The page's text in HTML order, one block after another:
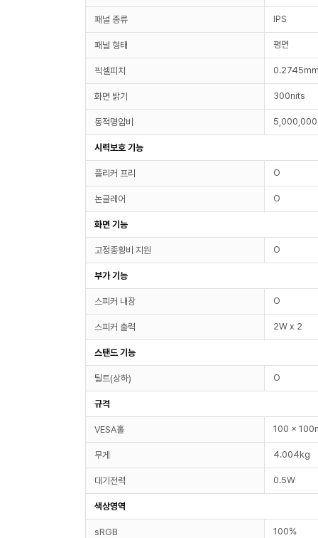
패널 종류 IPS
패널 형태 평면
픽셀피치
화면 밝기 300nits
동적명암비
시력보호 기능
플리커 프리 O
논글레어 O
화면 기능
고정종횡비 지원 O
부가 기능
스피커 내장 O
스피커 출력 2W x 2
스탠드 기능
틸트(상하) O
규격
VESA홀 100 x
무게 4.004kg
대기전력 0.5W
색상영역
sRGB 100%